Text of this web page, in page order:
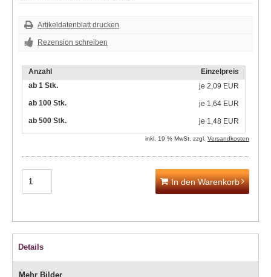
Artikeldatenblatt drucken
Rezension schreiben
Anzahl
Einzelpreis
ab 1 Stk.
je 2,09 EUR
ab 100 Stk.
je 1,64 EUR
ab 500 Stk.
je 1,48 EUR
inkl. 19 % MwSt. zzgl. Versandkosten
In den Warenkorb
Details
Mehr Bilder